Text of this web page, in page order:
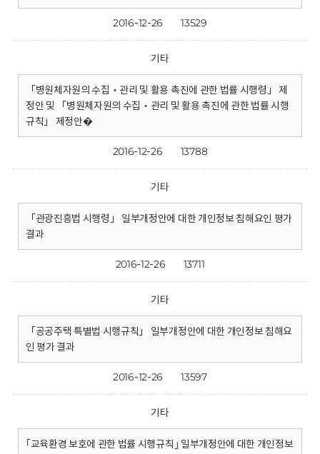
2016-12-26 13529
기타
「병원체자원의 수집‧관리 및 활용 촉진에 관한 법률 시행령」 제
정안 및 「병원체자원의 수집‧관리 및 활용 촉진에 관한 법률 시행
규칙」 제정안�
2016-12-26 13788
기타
「관광진흥법 시행령」 일부개정안에 대한 개인정보 침해요인 평가
결과
2016-12-26 13711
기타
「공공주택 특별법 시행규칙」 일부개정안에 대한 개인정보 침해요
인 평가 결과
2016-12-26 13597
기타
｢교육환경 보호에 관한 법률 시행규칙｣ 일부개정안에 대한 개인정보